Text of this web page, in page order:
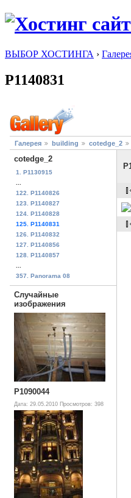
ВЫБОР ХОСТИНГА ›
P1140831
Галерея building cotedge_2
cotedge_2
1. P1130915
...
122. P1140826
123. P1140827
124. P1140828
125. P1140831
126. P1140832
127. P1140856
128. P1140857
...
357. Panorama 08
Случайные
изображения
P1090044
Дата: 29.05.2010 Просмотров: 398